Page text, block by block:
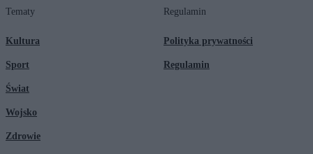
Tematy
Kultura
Sport
Świat
Wojsko
Zdrowie
Regulamin
Polityka prywatności
Regulamin